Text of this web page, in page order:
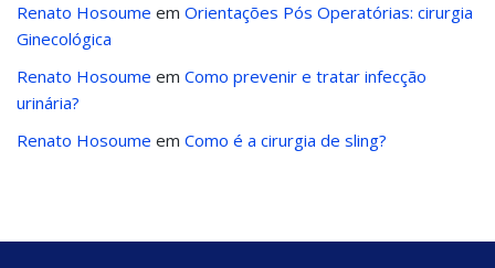
Renato Hosoume em Orientações Pós Operatórias: cirurgia
Ginecológica
Renato Hosoume em Como prevenir e tratar infecção
urinária?
Renato Hosoume em Como é a cirurgia de sling?